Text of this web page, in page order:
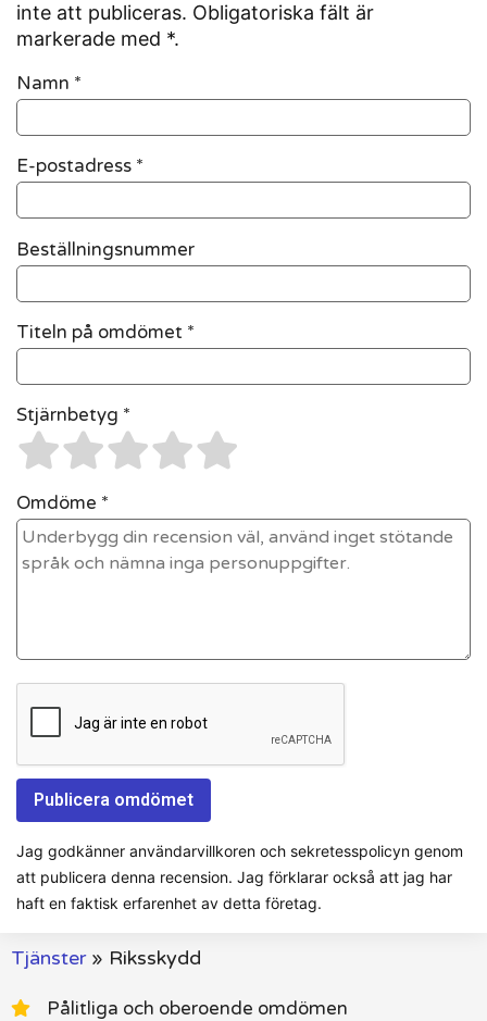
inte att publiceras. Obligatoriska fält är
markerade med *.
Namn *
E-postadress *
Beställningsnummer
Titeln på omdömet *
Stjärnbetyg *
Omdöme *
Jag godkänner användarvillkoren och sekretesspolicyn genom
att publicera denna recension. Jag förklarar också att jag har
haft en faktisk erfarenhet av detta företag.
Tjänster» Riksskydd
Pålitliga och oberoende omdömen